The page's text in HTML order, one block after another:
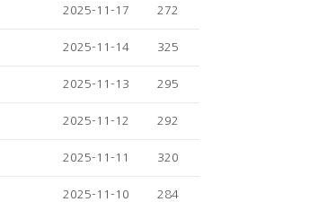
2025-11-17 272
2025-11-14 325
2025-11-13 295
2025-11-12 292
2025-11-11 320
2025-11-10 284